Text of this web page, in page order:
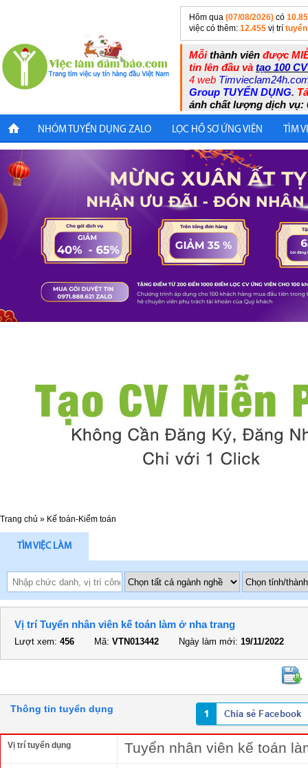
Hôm qua (07/08/2026) có
việc có thêm: 12.455 vị trí
Mỗithành viên được
tin lên đầu và tạo 100
4 web
Group TUYỂN DỤNG.
ánh chất lượng dịch vụ:
NHÓM TUYỂN DỤNG ZALO LỌC HỒ SƠ ỨNG VIÊN TÌM
Trang chủ » Kế toán-Kiểm toán
TÌM VIỆC LÀM
Vị trí Tuyển nhân viên kế toán làm ở nha trang
Lượt xem: 456 Mã: VTN013442 Ngày làm mới: 19/11/2022
Thông tin tuyển dụng
Vị trí tuyển dụng Tuyển nhân viên kế toán